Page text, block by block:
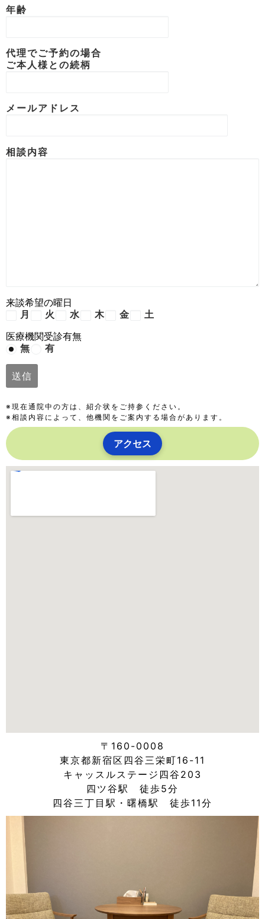
年齢
代理でご予約の場合
ご本人様との続柄
メールアドレス
相談内容
来談希望の曜日
月 火 水 木 金 土
医療機関受診有無
無 有
※現在通院中の方は、紹介状をご持参ください。
※相談内容によって、他機関をご案内する場合があります。
アクセス
〒160-0008
東京都新宿区四谷三栄町16-11
キャッスルステージ四谷203
四ツ谷駅 徒歩5分
四谷三丁目駅・曙橋駅 徒歩11分